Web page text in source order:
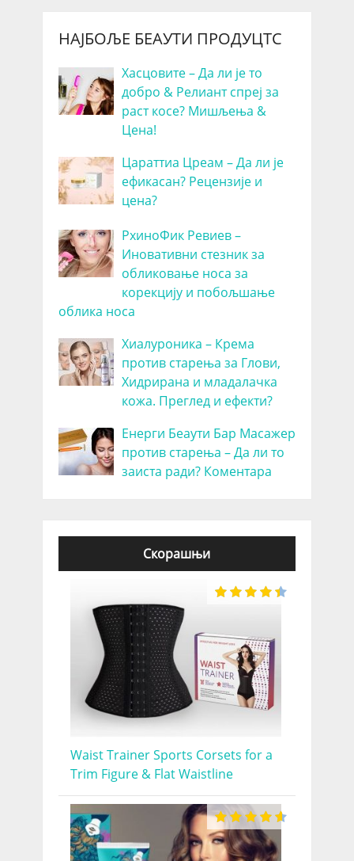
НАЈБОЉЕ БЕАУТИ ПРОДУЦТС
Хасцовите – Да ли је то
добро & Релиант спреј за
раст косе? Мишљења &
Цена!
Цараттиа Цреам – Да ли је
ефикасан? Рецензије и
цена?
РхиноФик Ревиев –
Иновативни стезник за
обликовање носа за
корекцију и побољшање
облика носа
Хиалуроника – Крема
против старења за Глови,
Хидрирана и младалачка
кожа. Преглед и ефекти?
Енерги Беаути Бар Масажер
против старења – Да ли то
заиста ради? Коментара
Скорашњи
Waist Trainer Sports Corsets for a
Trim Figure & Flat Waistline